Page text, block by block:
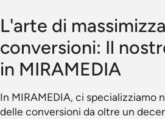
L'arte di
conversioni: Il
in MIRAMEDIA
In MIRAMEDIA, ci specializziamo
delle conversioni da oltre un